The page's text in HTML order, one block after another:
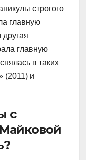
строгого
главную
главную
в таких
(2011) и
с